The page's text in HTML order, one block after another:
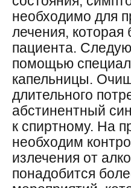
необходимо для
лечения, которая
пациента.
помощью
капельницы.
длительного
абстинентный
к спиртному. На
необходим
излечения от
понадобится